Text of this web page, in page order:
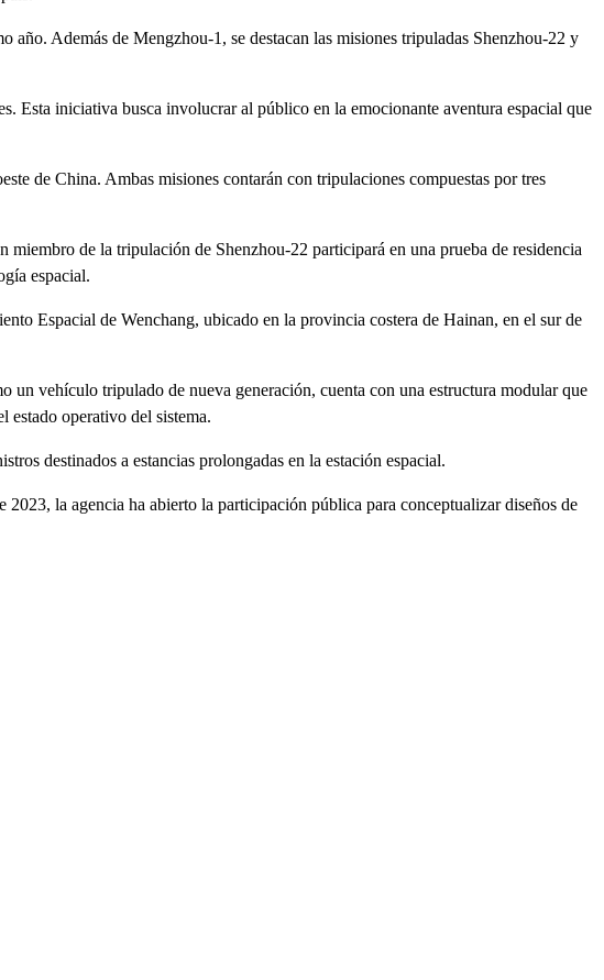
Además de Mengzhou-1, se destacan las misiones tripuladas Shenzhou-22 y
Esta iniciativa busca involucrar al público en la emocionante aventura espacial que
de China. Ambas misiones contarán con tripulaciones compuestas por tres
de la tripulación de Shenzhou-22 participará en una prueba de residencia
espacial.
Espacial de Wenchang, ubicado en la provincia costera de Hainan, en el sur de
vehículo tripulado de nueva generación, cuenta con una estructura modular que
operativo del sistema.
destinados a estancias prolongadas en la estación espacial.
la agencia ha abierto la participación pública para conceptualizar diseños de